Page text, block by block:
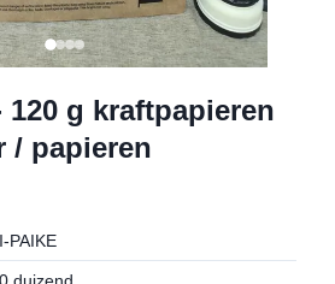
120 g kraftpapieren
/ papieren
PAIKE